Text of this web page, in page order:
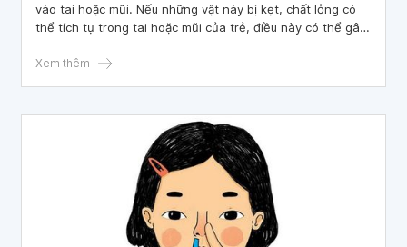
vào tai hoặc mũi. Nếu những vật này bị kẹt, chất lỏng có
thể tích tụ trong tai hoặc mũi của trẻ, điều này có thể gây
vào phổi. Dị vật trong tai có thể làm thủng màng nhĩ hoặc
mũi trẻ?
Xem thêm